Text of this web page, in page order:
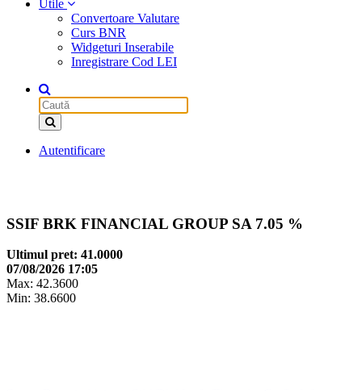
Utile
Convertoare Valutare
Curs BNR
Widgeturi Inserabile
Inregistrare Cod LEI
Autentificare
SSIF BRK FINANCIAL GROUP SA 7.05 %
Ultimul pret: 41.0000
07/08/2026 17:05
Max: 42.3600
Min: 38.6600